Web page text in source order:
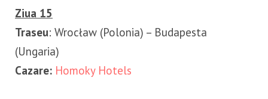
Ziua 15
Traseu: Wrocław (Polonia) – Budapesta
(Ungaria)
Cazare: Homoky Hotels